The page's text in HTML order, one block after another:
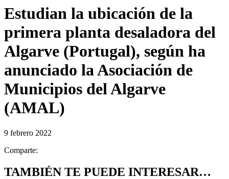
Estudian la ubicación de la
primera planta desaladora del
Algarve (Portugal), según ha
anunciado la Asociación de
Municipios del Algarve
(AMAL)
9 febrero 2022
Comparte:
TAMBIÉN TE PUEDE INTERESAR…